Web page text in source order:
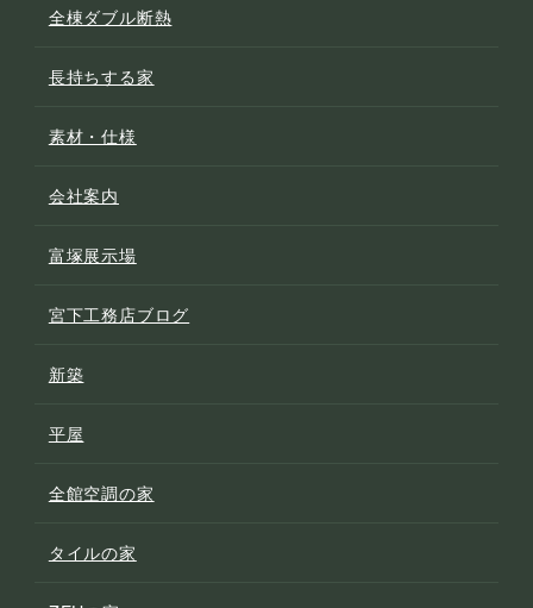
全棟ダブル断熱
長持ちする家
素材・仕様
会社案内
富塚展示場
宮下工務店ブログ
新築
平屋
全館空調の家
タイルの家